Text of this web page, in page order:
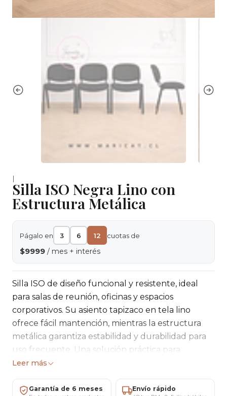
|
Silla ISO Negra Lino con
Estructura Metálica
Págalo en 3 6 12 cuotas de
$9999 / mes + interés
Silla ISO de diseño funcional y resistente, ideal
para salas de reunión, oficinas y espacios
corporativos. Su asiento tapizaco en tela lino
ofrece fácil mantención, mientras la estructura
metálica garantiza estabilidad y durabilidad para
uso frecuente. Una solución práctica para
ambientes profesionales que buscan orden y
Leer más
Garantía de 6 meses Envío rápido